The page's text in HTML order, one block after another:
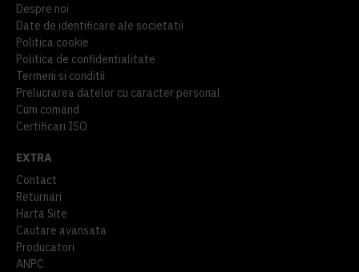
Despre noi
Date de identificare ale societatii
Politica cookie
Politica de confidentialitate
Termeni si conditii
Prelucrarea datelor cu caracter personal
Cum comand
Certificari ISO
EXTRA
Contact
Returnari
Harta Site
Cautare avansata
Producatori
ANPC